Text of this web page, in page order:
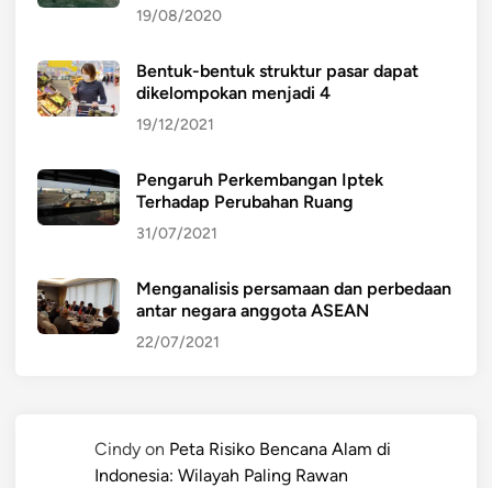
19/08/2020
Bentuk-bentuk struktur pasar dapat
dikelompokan menjadi 4
19/12/2021
Pengaruh Perkembangan Iptek
Terhadap Perubahan Ruang
31/07/2021
Menganalisis persamaan dan perbedaan
antar negara anggota ASEAN
22/07/2021
Cindy on Peta Risiko Bencana Alam di
Indonesia: Wilayah Paling Rawan